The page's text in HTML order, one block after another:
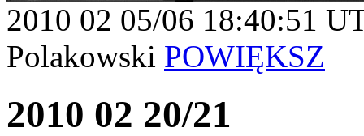
2010 02 05/06 18:40:51
Polakowski POWIĘKSZ
2010 02 20/21